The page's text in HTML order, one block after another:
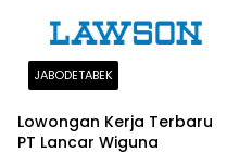
JABODETABEK
Lowongan Kerja Terbaru
PT Lancar Wiguna